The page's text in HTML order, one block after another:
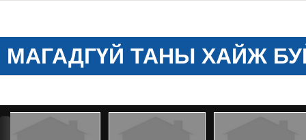
МАГАДГҮЙ ТАНЫ ХАЙЖ